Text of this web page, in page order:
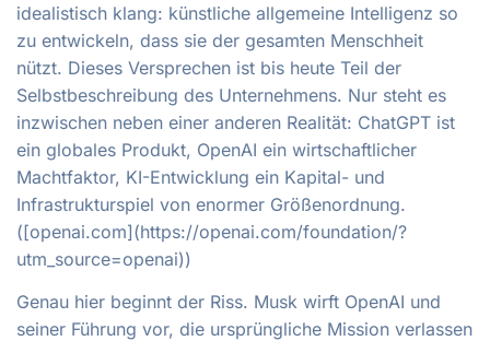
idealistisch klang: künstliche allgemeine Intelligenz so
zu entwickeln, dass sie der gesamten Menschheit
nützt. Dieses Versprechen ist bis heute Teil der
Selbstbeschreibung des Unternehmens. Nur steht es
inzwischen neben einer anderen Realität: ChatGPT ist
ein globales Produkt, OpenAI ein wirtschaftlicher
Machtfaktor, KI-Entwicklung ein Kapital- und
Infrastrukturspiel von enormer Größenordnung.
([openai.com](https://openai.com/foundation/?
utm_source=openai))
Genau hier beginnt der Riss. Musk wirft OpenAI und
seiner Führung vor, die ursprüngliche Mission verlassen